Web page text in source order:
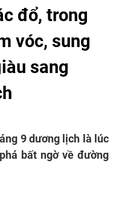
đổ, trong
vóc, sung
sang
9 dương lịch là lúc
bất ngờ về đường